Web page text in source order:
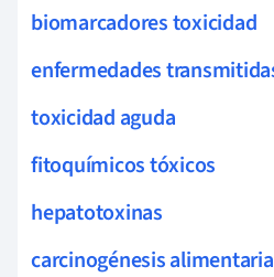
biomarcadores toxicidad
enfermedades
toxicidad aguda
fitoquímicos tóxicos
hepatotoxinas
carcinogénesis alimentaria